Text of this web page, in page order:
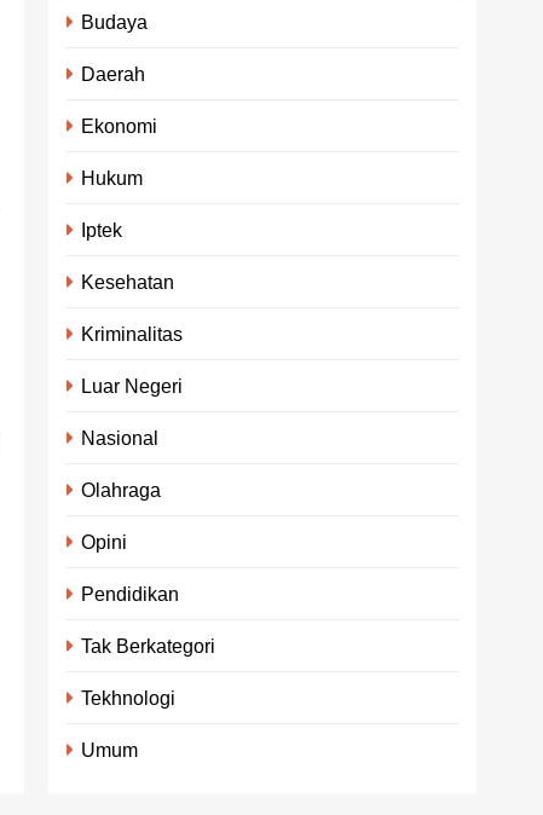
Budaya
Daerah
Ekonomi
Hukum
Iptek
Kesehatan
Kriminalitas
Luar Negeri
Nasional
Olahraga
Opini
Pendidikan
Tak Berkategori
Tekhnologi
Umum